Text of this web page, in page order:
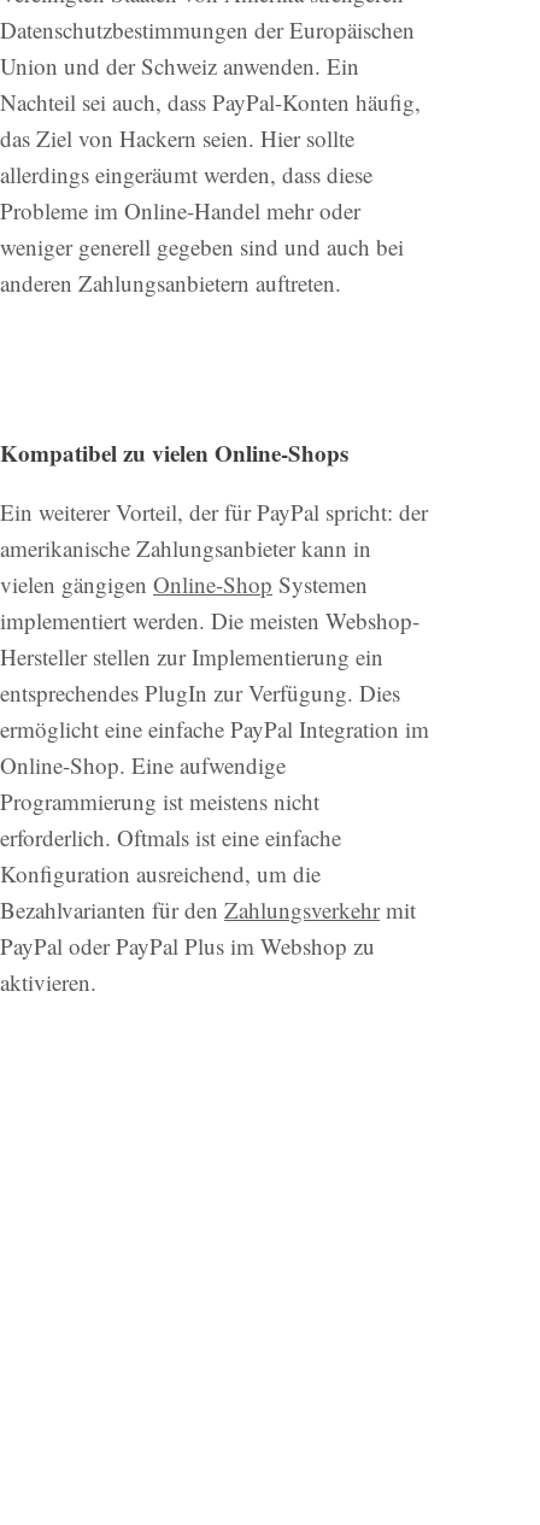
Datenschutzbestimmungen der Europäischen
Union und der Schweiz anwenden. Ein
Nachteil sei auch, dass PayPal-Konten häufig,
das Ziel von Hackern seien. Hier sollte
allerdings eingeräumt werden, dass diese
Probleme im Online-Handel mehr oder
weniger generell gegeben sind und auch bei
anderen Zahlungsanbietern auftreten.
Kompatibel zu vielen Online-Shops
Ein weiterer Vorteil, der für PayPal spricht: der
amerikanische Zahlungsanbieter kann in
vielen gängigen Online-Shop Systemen
implementiert werden. Die meisten Webshop-
Hersteller stellen zur Implementierung ein
entsprechendes PlugIn zur Verfügung. Dies
ermöglicht eine einfache PayPal Integration im
Online-Shop. Eine aufwendige
Programmierung ist meistens nicht
erforderlich. Oftmals ist eine einfache
Konfiguration ausreichend, um die
Bezahlvarianten für den Zahlungsverkehrmit
PayPal oder PayPal Plus im Webshop zu
aktivieren.